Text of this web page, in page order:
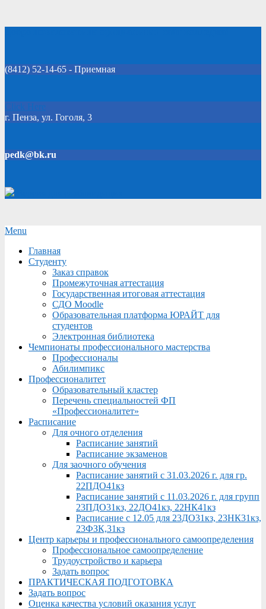
(8412) 52-14-65 - Приемная
Click Here
г. Пенза, ул. Гоголя, 3
pedk@bk.ru
Secondary
Menu
Menu
Главная
Студенту
Заказ справок
Промежуточная аттестация
Государственная итоговая аттестация
СДО Moodle
Образовательная платформа ЮРАЙТ для
студентов
Электронная библиотека
Чемпионаты профессионального мастерства
Профессионалы
Абилимпикс
Профессионалитет
Образовательный кластер
Перечень специальностей ФП
«Профессионалитет»
Расписание
Для очного отделения
Расписание занятий
Расписание экзаменов
Для заочного обучения
Расписание занятий с 31.03.2026 г. для гр.
22ПДО41кз
Расписание занятий с 11.03.2026 г. для групп
23ПДО31кз, 22ДО41кз, 22НК41кз
Расписание с 12.05 для 23ДО31кз, 23НК31кз,
23ФЗК,31кз
Центр карьеры и профессионального самоопределения
Профессиональное самоопределение
Трудоустройство и карьера
Задать вопрос
ПРАКТИЧЕСКАЯ ПОДГОТОВКА
Задать вопрос
Оценка качества условий оказания услуг